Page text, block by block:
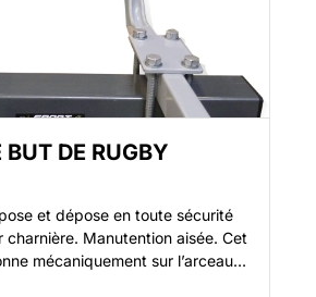
BUT DE RUGBY
et dépose en toute sécurité
Manutention aisée. Cet
mécaniquement sur l’arceau